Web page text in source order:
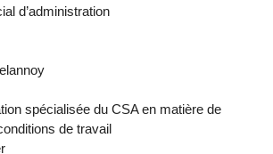
d’administration
spécialisée du CSA en matière de
de travail